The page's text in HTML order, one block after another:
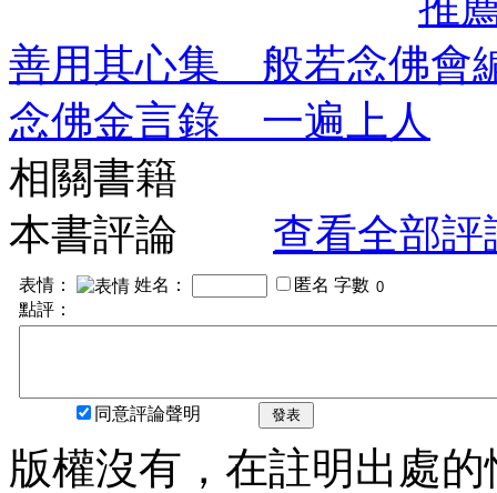
善用其心集 般若念佛會
念佛金言錄 一遍上人
相關書籍
本書評論
查看全部評
表情： 姓名： 匿名 字數
點評：
同意評論聲明 發表
版權沒有，在註明出處